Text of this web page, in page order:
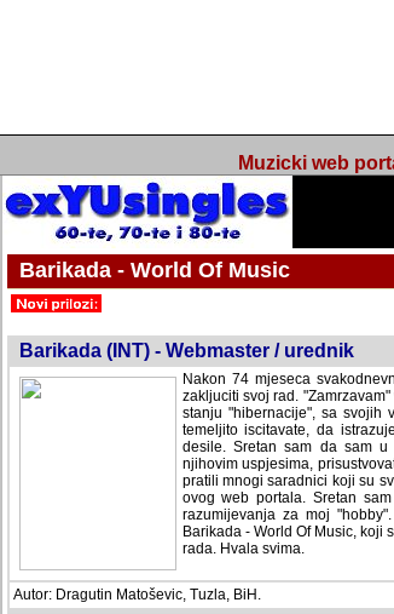
Muzicki web
Barikada - World Of Music
Barikada (INT) - Webmaster / urednik
Nakon 74 mjeseca
zakljuciti svoj rad.
stanju "hibernacije", sa svojih
temeljito iscitavate, da
Sretan sam da sam u
uspjesima, prisustvovati
mnogi saradnici koji su svojim
web portala. Sretan sam
razumijevanja za moj
Barikada - World Of Music,
rada. Hvala svima.
Autor: Dragutin Matoševic, Tuzla, BiH.